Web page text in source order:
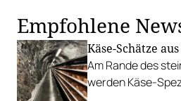
Empfohlene
Käse-Schätze
Am Rande des
werden Käse-